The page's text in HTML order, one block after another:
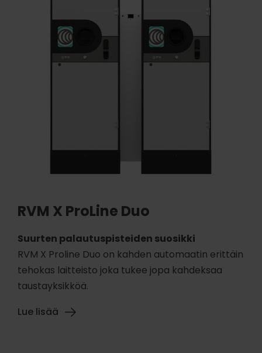
RVM X ProLine Duo
Suurten palautuspisteiden suosikki
RVM X Proline Duo on kahden automaatin erittäin
tehokas laitteisto joka tukee jopa kahdeksaa
taustayksikköä.
Lue lisää